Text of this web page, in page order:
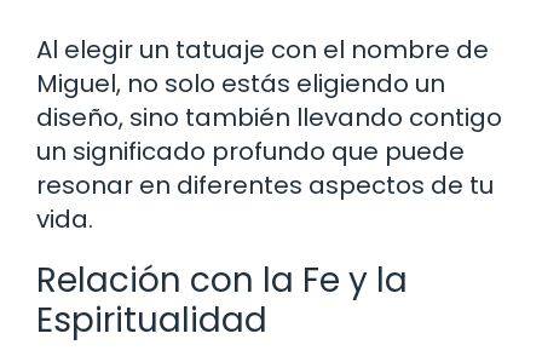
Al elegir un tatuaje con el nombre de
Miguel, no solo estás eligiendo un
diseño, sino también llevando contigo
un significado profundo que puede
resonar en diferentes aspectos de tu
vida.
Relación con la Fe y la
Espiritualidad